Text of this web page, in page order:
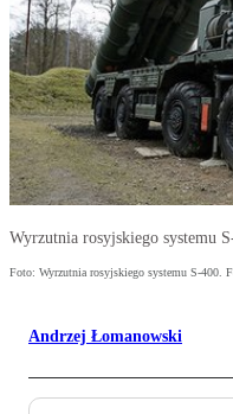
Wyrzutnia rosyjskiego systemu
Foto: Wyrzutnia rosyjskiego systemu S-400.
Andrzej Łomanowski